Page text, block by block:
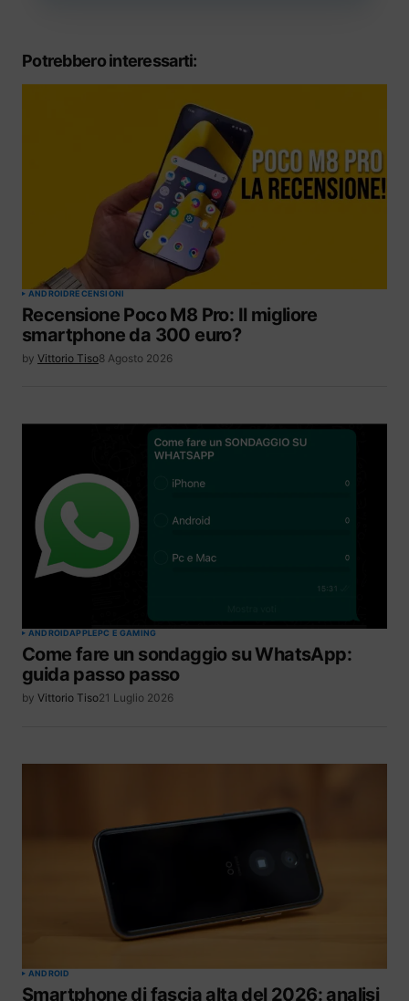
Potrebbero interessarti:
ANDROIDRECENSIONI
Recensione Poco M8 Pro: Il migliore
smartphone da 300 euro?
by Vittorio Tiso8 Agosto 2026
ANDROIDAPPLEPC E GAMING
Come fare un sondaggio su WhatsApp:
guida passo passo
by Vittorio Tiso21 Luglio 2026
ANDROID
Smartphone di fascia alta del 2026: analisi